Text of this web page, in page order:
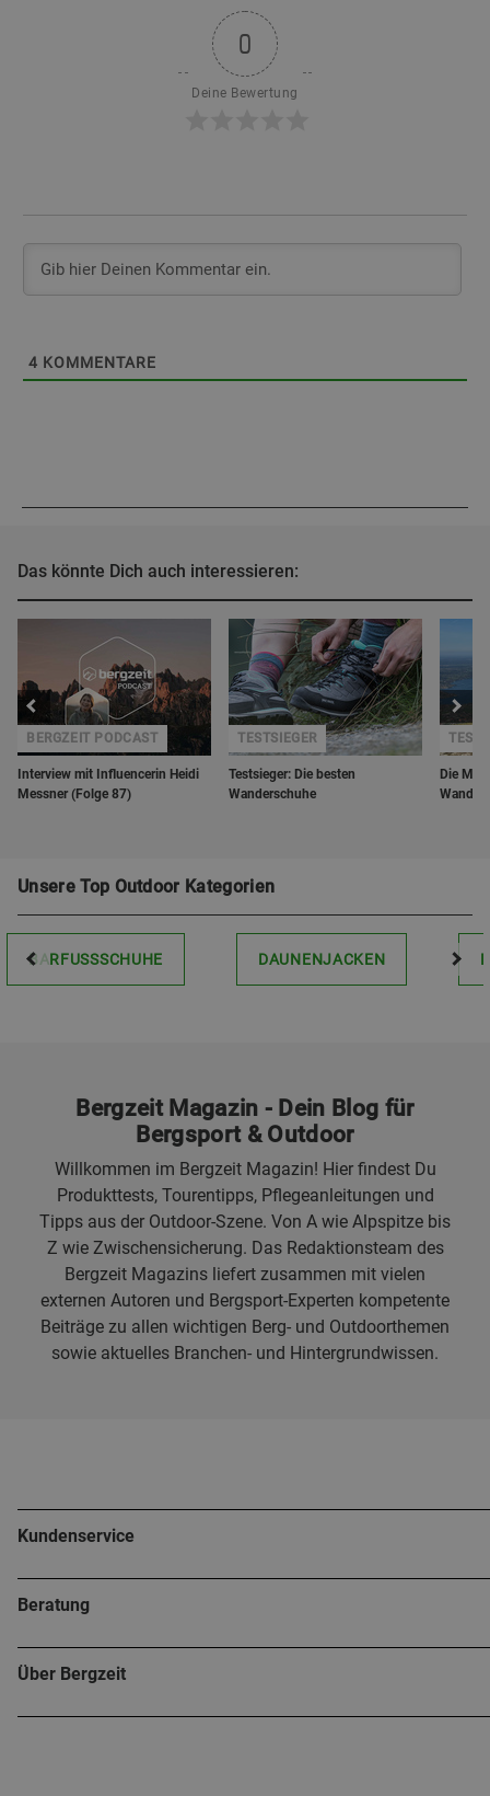
0
Deine Bewertung
4 KOMMENTARE
Das könnte Dich auch interessieren:
Interview mit Influencerin Heidi
Messner (Folge 87)
BERGZEIT PODCAST
Testsieger: Die besten
Wanderschuhe
TESTSIEGER
Die
Unsere Top Outdoor Kategorien
BARFUSSSCHUHE DAUNENJACKEN
Bergzeit Magazin - Dein Blog für
Bergsport & Outdoor
Willkommen im Bergzeit Magazin! Hier findest Du
Produkttests, Tourentipps, Pflegeanleitungen und
Tipps aus der Outdoor-Szene. Von A wie Alpspitze bis
Z wie Zwischensicherung. Das Redaktionsteam des
Bergzeit Magazins liefert zusammen mit vielen
externen Autoren und Bergsport-Experten kompetente
Beiträge zu allen wichtigen Berg- und Outdoorthemen
sowie aktuelles Branchen- und Hintergrundwissen.
Kundenservice
Beratung
Über Bergzeit